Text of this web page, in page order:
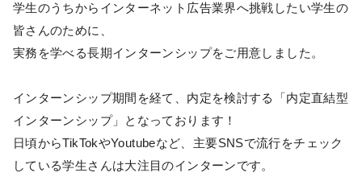
学生のうちからインターネット広告業界へ挑戦したい学生の
皆さんのために、
実務を学べる長期インターンシップをご用意しました。
インターンシップ期間を経て、内定を検討する「内定直結型
インターンシップ」となっております！
日頃からTikTokやYoutubeなど、主要SNSで流行をチェック
している学生さんは大注目のインターンです。